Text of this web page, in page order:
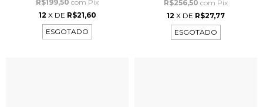
R$199,50 com Pix
12 X DE R$21,60
ESGOTADO
R$256,50 com Pix
12 X DE R$27,77
ESGOTADO